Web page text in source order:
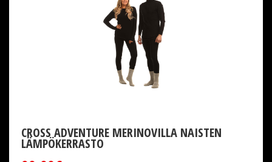
CROSS ADVENTURE MERINOVILLA NAISTEN
LÄMPÖKERRASTO